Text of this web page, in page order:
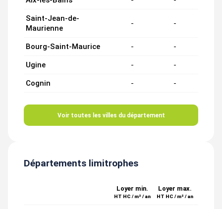
Saint-Jean-de-
Maurienne
- -
Bourg-Saint-Maurice - -
Ugine - -
Cognin - -
Voir toutes les villes du département
Départements limitrophes
Loyer min.
HT HC / m² / an
Loyer max.
HT HC / m² / an